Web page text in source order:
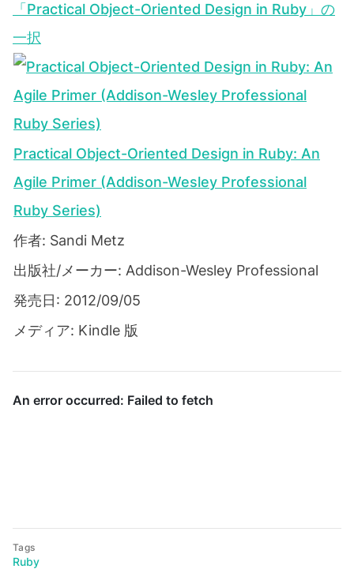
「Practical Object-Oriented Design in Ruby」の
一択
Practical Object-Oriented Design in Ruby: An
Agile Primer (Addison-Wesley Professional
Ruby Series)
作者: Sandi Metz
出版社/メーカー: Addison-Wesley Professional
発売日: 2012/09/05
メディア: Kindle 版
Tags
Ruby